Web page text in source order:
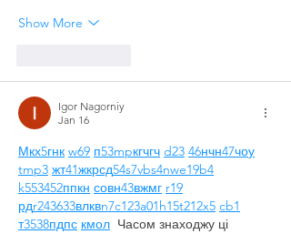
Show More
Igor Nagorniy
Jan 16
Мкх5гнк w69 п53mpкгчгч d23 46нчн47чоу
tmp3 жт41жкрсд54s7vbs4nwe19b4
k553452ппкн совн43вжмг r19
рдr243633влквn7c123a01h15t212x5 cb1
т3538пдпс кмол
  Часом знаходжу ці